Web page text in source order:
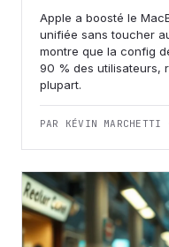
Apple a boosté le
unifiée sans toucher
montre que la config
90 % des utilisateurs,
plupart.
PAR KÉVIN